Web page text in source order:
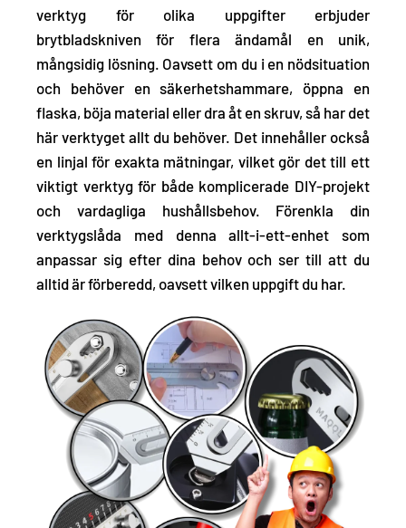
verktyg för olika uppgifter erbjuder
brytbladskniven för flera ändamål en unik,
mångsidig lösning. Oavsett om du i en nödsituation
och behöver en säkerhetshammare, öppna en
flaska, böja material eller dra åt en skruv, så har det
här verktyget allt du behöver. Det innehåller också
en linjal för exakta mätningar, vilket gör det till ett
viktigt verktyg för både komplicerade DIY-projekt
och vardagliga hushållsbehov. Förenkla din
verktygslåda med denna allt-i-ett-enhet som
anpassar sig efter dina behov och ser till att du
alltid är förberedd, oavsett vilken uppgift du har.